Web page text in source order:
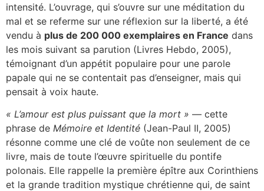
intensité. L’ouvrage, qui s’ouvre sur une méditation du
mal et se referme sur une réflexion sur la liberté, a été
vendu à plus de 200 000 exemplaires en France dans
les mois suivant sa parution (Livres Hebdo, 2005),
témoignant d’un appétit populaire pour une parole
papale qui ne se contentait pas d’enseigner, mais qui
pensait à voix haute.
« L’amour est plus puissant que la mort » — cette
phrase de Mémoire et Identité (Jean-Paul II, 2005)
résonne comme une clé de voûte non seulement de ce
livre, mais de toute l’œuvre spirituelle du pontife
polonais. Elle rappelle la première épître aux Corinthiens
et la grande tradition mystique chrétienne qui, de saint